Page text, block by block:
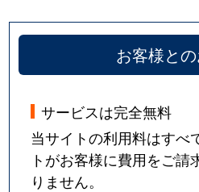
お客様と
サービスは完全無料
当サイトの利用料はすべ
トがお客様に費用をご請
りません。